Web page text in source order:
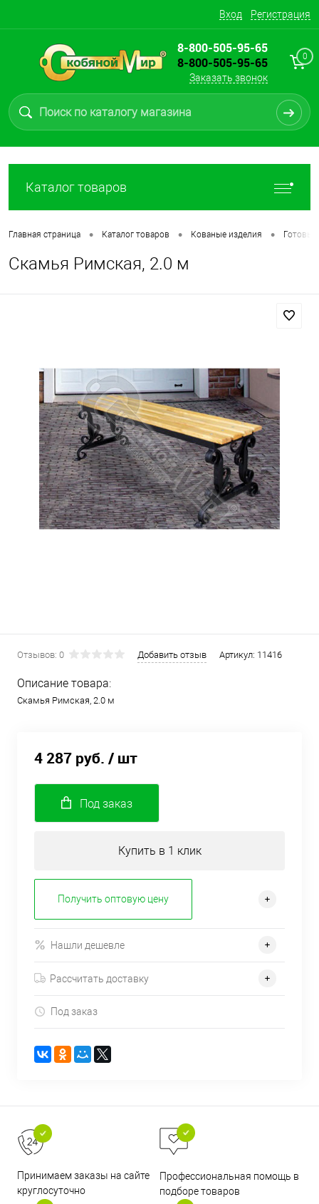
Вход Регистрация
8-800-505-95-65
8-800-505-95-65
Заказать звонок
0
Каталог товаров
Главная страница • Каталог товаров • Кованые изделия •
Скамья Римская, 2.0 м
Отзывов: 0 Добавить отзыв Артикул: 11416
Описание товара:
Скамья Римская, 2.0 м
4 287 руб. / шт
Под заказ
Купить в 1 клик
Получить оптовую цену
Нашли дешевле
Рассчитать доставку
Под заказ
Принимаем заказы на сайте
круглосуточно
Профессиональная помощь в
подборе товаров